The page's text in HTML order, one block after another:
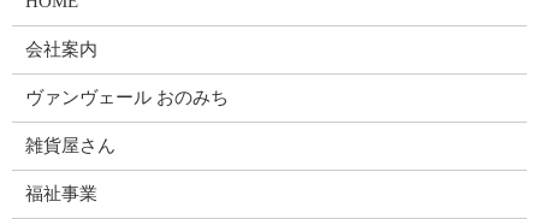
会社案内
ヴァンヴェール おのみち
雑貨屋さん
福祉事業